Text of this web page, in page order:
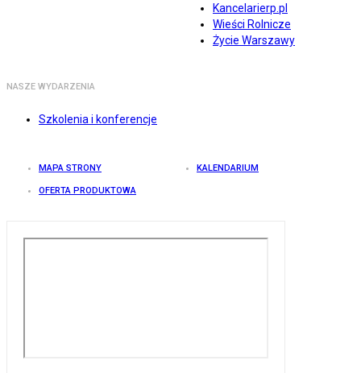
Kancelarierp.pl
Wieści Rolnicze
Życie Warszawy
NASZE WYDARZENIA
Szkolenia i konferencje
MAPA STRONY KALENDARIUM
OFERTA PRODUKTOWA